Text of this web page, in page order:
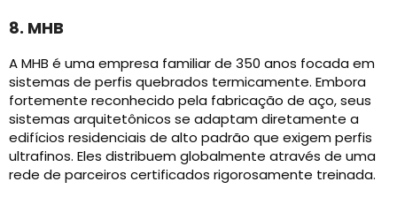
8. MHB
A MHB é uma empresa familiar de 350 anos focada em
sistemas de perfis quebrados termicamente. Embora
fortemente reconhecido pela fabricação de aço, seus
sistemas arquitetônicos se adaptam diretamente a
edifícios residenciais de alto padrão que exigem perfis
ultrafinos. Eles distribuem globalmente através de uma
rede de parceiros certificados rigorosamente treinada.